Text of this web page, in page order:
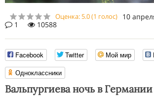
Оценка:5.0(1 голос)
10
1
10588
Facebook Twitter Мой мир
Одноклассники
Вальпургиева ночь в Германии